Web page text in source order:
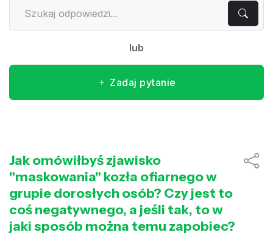
lub
Zadaj pytanie
Jak omówiłbyś zjawisko
"maskowania" kozła ofiarnego w
grupie dorosłych osób? Czy jest to
coś negatywnego, a jeśli tak, to w
jaki sposób można temu zapobiec?